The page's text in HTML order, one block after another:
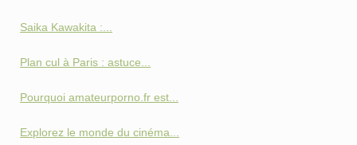
Saika Kawakita :...
Plan cul à Paris : astuce...
Pourquoi amateurporno.fr est...
Explorez le monde du cinéma...